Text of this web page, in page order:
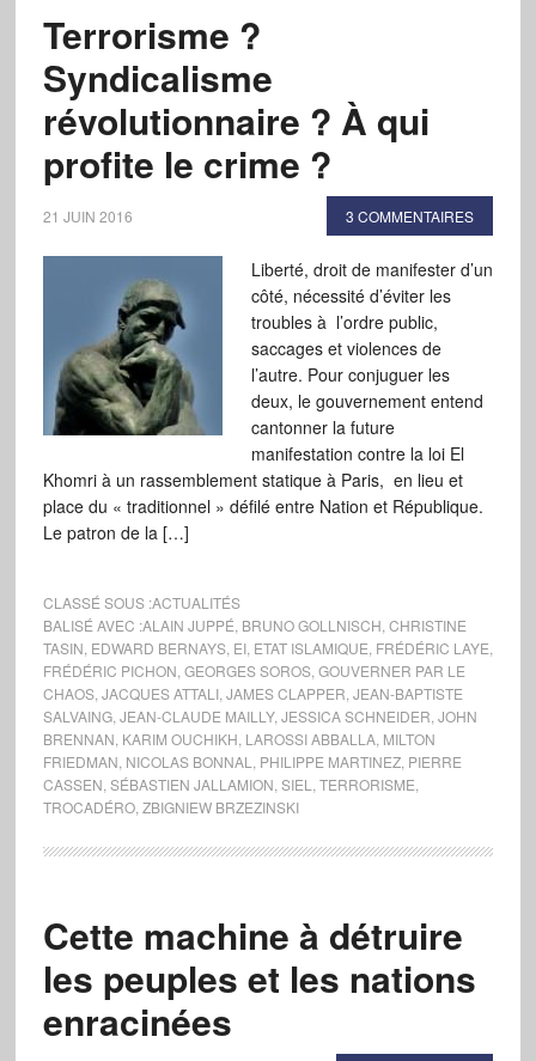
Terrorisme ?
Syndicalisme
révolutionnaire ? À qui
profite le crime ?
21 JUIN 2016 3 COMMENTAIRES
Liberté, droit de manifester d’un
côté, nécessité d’éviter les
troubles à l’ordre public,
saccages et violences de
l’autre. Pour conjuguer les
deux, le gouvernement entend
cantonner la future
manifestation contre la loi El
Khomri à un rassemblement statique à Paris, en lieu et
place du « traditionnel » défilé entre Nation et République.
Le patron de la […]
CLASSÉ SOUS :ACTUALITÉS
BALISÉ AVEC :ALAIN JUPPÉ BRUNO GOLLNISCH CHRISTINE
TASIN EDWARD BERNAYS, EI, ETAT ISLAMIQUE FRÉDÉRIC LAYE
FRÉDÉRIC PICHON GEORGES SOROS, GOUVERNER PAR LE
CHAOS, JACQUES ATTALI, JAMES CLAPPER JEAN-BAPTISTE
SALVAING, JEAN-CLAUDE MAILLY, JESSICA SCHNEIDER JOHN
BRENNAN KARIM OUCHIKH LAROSSI ABBALLA, MILTON
FRIEDMAN NICOLAS BONNAL PHILIPPE MARTINEZ, PIERRE
CASSEN SÉBASTIEN JALLAMION SIEL TERRORISME
TROCADÉRO, ZBIGNIEW BRZEZINSKI
Cette machine à détruire
les peuples et les nations
enracinées